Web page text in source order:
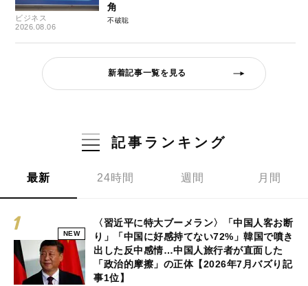
ビジネス
2026.08.06
角
不破聡
新着記事一覧を見る
記事ランキング
最新 24時間 週間 月間
NEW
〈習近平に特大ブーメラン〉「中国人客お断
り」「中国に好感持てない72%」韓国で噴き
出した反中感情…中国人旅行者が直面した
「政治的摩擦」の正体【2026年7月バズり記
事1位】